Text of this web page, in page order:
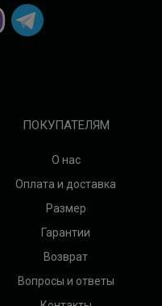
ПОКУПАТЕЛЯМ
О нас
Оплата и доставка
Размер
Гарантии
Возврат
Вопросы и ответы